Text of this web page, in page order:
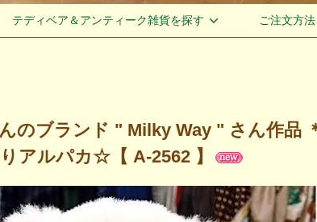
テディベア＆アンティーク雑貨を探す ご注文方法
のブランド " Milky Way " さん作品
アルパカ☆【 A-2562 】